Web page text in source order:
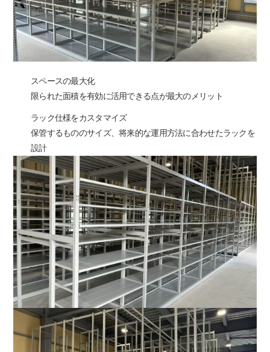
スペースの最大化
限られた面積を有効に活用できる点が最大のメリット
ラック仕様をカスタマイズ
保管するもののサイズ、将来的な運用方法に合わせたラックを
設計